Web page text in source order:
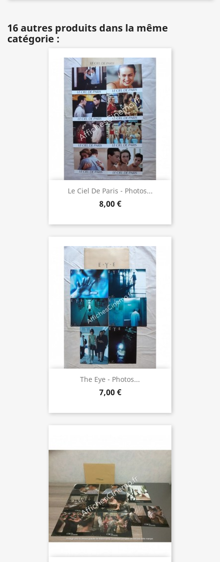
16 autres produits dans la même
catégorie :
Le Ciel De Paris - Photos...
8,00 €
The Eye - Photos...
7,00 €